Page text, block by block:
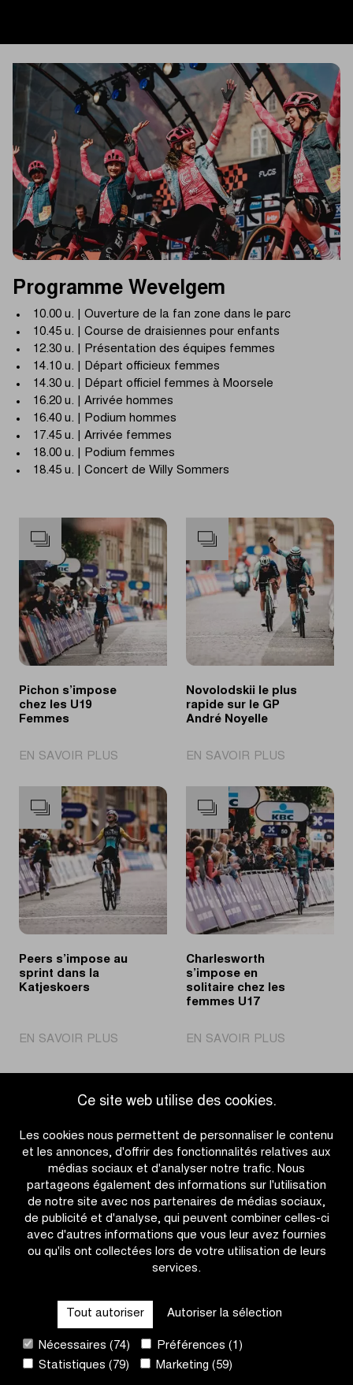
Ce site web utilise des cookies.
Les cookies nous permettent de personnaliser le contenu
et les annonces, d'offrir des fonctionnalités relatives aux
médias sociaux et d'analyser notre trafic. Nous
partageons également des informations sur l'utilisation
de notre site avec nos partenaires de médias sociaux,
de publicité et d'analyse, qui peuvent combiner celles-ci
avec d'autres informations que vous leur avez fournies
ou qu'ils ont collectées lors de votre utilisation de leurs
services.
Tout autoriser Autoriser la sélection
Nécessaires (74)
Préférences (1)
Statistiques (79)
Marketing (59)
Programme Wevelgem
10.00 u. | Ouverture de la fan zone dans le parc
10.45 u. | Course de draisiennes pour enfants
12.30 u. | Présentation des équipes femmes
14.10 u. | Départ officieux femmes
14.30 u. | Départ officiel femmes à Moorsele
16.20 u. | Arrivée hommes
16.40 u. | Podium hommes
17.45 u. | Arrivée femmes
18.00 u. | Podium femmes
18.45 u. | Concert de Willy Sommers
Pichon s’impose
chez les U19
Femmes
EN SAVOIR PLUS
s’impose
chez
les
U19
Femmes
Novolodskii le plus
rapide sur le GP
André Noyelle
EN SAVOIR PLUS
le
plus
rapide
sur
le
GP
André
Noyelle
Peers s’impose au
sprint dans la
Katjeskoers
EN SAVOIR PLUS
s’impose
sprint
la
Katjeskoers
Charlesworth
s’impose en
solitaire chez les
femmes U17
EN SAVOIR PLUS
s’impose
les
femmes
U17
CONTACT